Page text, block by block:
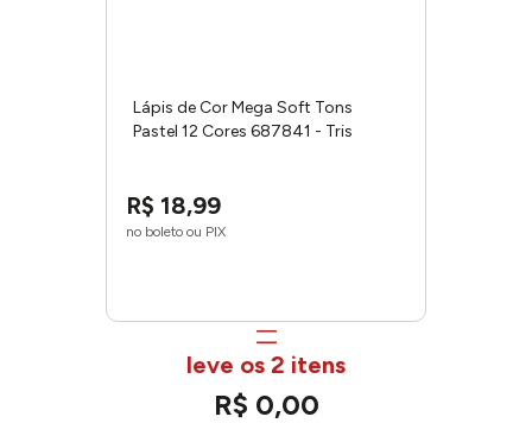
Lápis de Cor Mega Soft Tons
Pastel 12 Cores 687841 - Tris
R$ 18,99
no boleto ou PIX
leve os 2 itens
R$ 0,00